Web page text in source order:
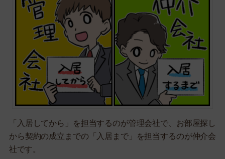
「入居してから」を担当するのが管理会社で、お部屋探し
から契約の成立までの「入居まで」を担当するのが仲介会
社です。